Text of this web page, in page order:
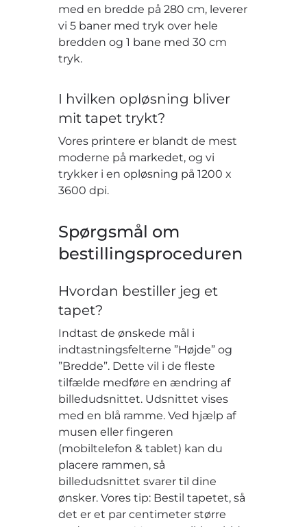
med en bredde på 280 cm, leverer
vi 5 baner med tryk over hele
bredden og 1 bane med 30 cm
tryk.
I hvilken opløsning bliver
mit tapet trykt?
Vores printere er blandt de mest
moderne på markedet, og vi
trykker i en opløsning på 1200 x
3600 dpi.
Spørgsmål om
bestillingsproceduren
Hvordan bestiller jeg et
tapet?
Indtast de ønskede mål i
indtastningsfelterne ”Højde” og
”Bredde”. Dette vil i de fleste
tilfælde medføre en ændring af
billedudsnittet. Udsnittet vises
med en blå ramme. Ved hjælp af
musen eller fingeren
(mobiltelefon & tablet) kan du
placere rammen, så
billedudsnittet svarer til dine
ønsker. Vores tip: Bestil tapetet, så
det er et par centimeter større